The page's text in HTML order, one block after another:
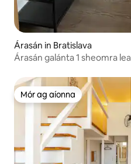
Árasán in Bratislava
Árasán galánta 1 sheomra
Mór ag aíonna
Mór ag aíonna